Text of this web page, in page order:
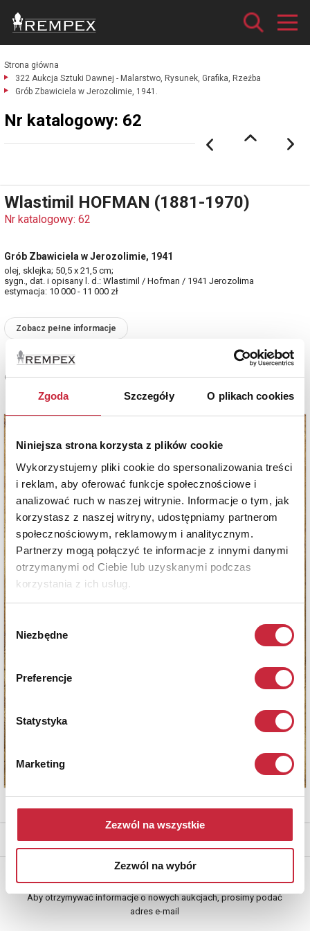
Zgoda Szczegóły O plikach cookies
Niniejsza strona korzysta z plików cookie
Wykorzystujemy pliki cookie do spersonalizowania treści
i reklam, aby oferować funkcje społecznościowe i
analizować ruch w naszej witrynie. Informacje o tym, jak
korzystasz z naszej witryny, udostępniamy partnerom
społecznościowym, reklamowym i analitycznym.
Partnerzy mogą połączyć te informacje z innymi danymi
otrzymanymi od Ciebie lub uzyskanymi podczas
korzystania z ich usług.
Wybór
zgody
Niezbędne
Preferencje
Statystyka
Marketing
Zezwól na wszystkie
Zezwól na wybór
Strona główna
322 Aukcja Sztuki Dawnej - Malarstwo, Rysunek, Grafika, Rzeźba
Grób Zbawiciela w Jerozolimie, 1941.
Nr katalogowy: 62
Wlastimil HOFMAN (1881-1970)
Nr katalogowy: 62
Grób Zbawiciela w Jerozolimie, 1941
olej, sklejka; 50,5 x 21,5 cm;
sygn., dat. i opisany l. d.: Wlastimil / Hofman / 1941 Jerozolima
estymacja: 10 000 - 11 000 zł
Zobacz pełne informacje
Cena sprzedaży
12 000 zł
* - podlega opłacie DdS (patrz regulamin)
Newsletter
Aby otrzymywać informacje o nowych aukcjach, prosimy podać
adres e-mail